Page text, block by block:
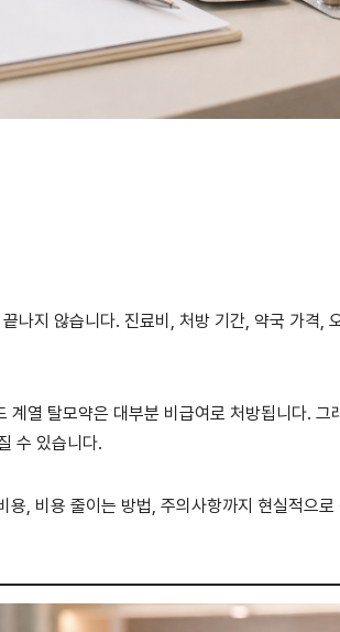
나지 않습니다. 진료비, 처방 기간, 약국 가격,
열 탈모약은 대부분 비급여로 처방됩니다. 그
수 있습니다.
, 비용 줄이는 방법, 주의사항까지 현실적으로